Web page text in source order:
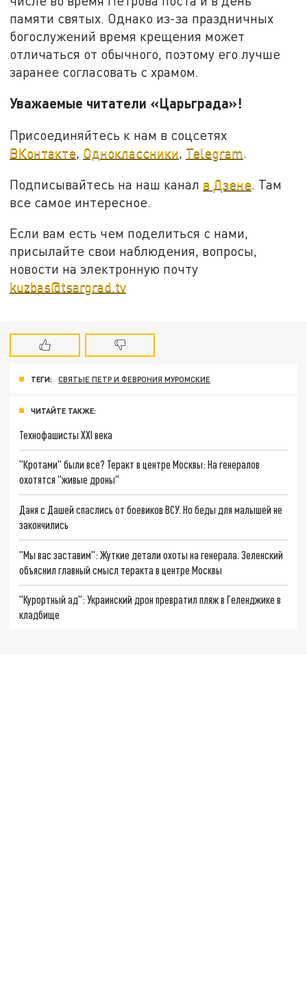
памяти святых. Однако из-за праздничных
богослужений время крещения может
отличаться от обычного, поэтому его лучше
заранее согласовать с храмом.
Уважаемые читатели «Царьграда»!
Присоединяйтесь к нам в соцсетях
ВКонтакте, Одноклассники, Telegram.
Подписывайтесь на наш канал в Дзене. Там
все самое интересное.
Если вам есть чем поделиться с нами,
присылайте свои наблюдения, вопросы,
новости на электронную почту
kuzbas@tsargrad.tv
ТЕГИ: СВЯТЫЕ ПЕТР И ФЕВРОНИЯ МУРОМСКИЕ
ЧИТАЙТЕ ТАКЖЕ:
Технофашисты XXI века
"Кротами" были все? Теракт в центре Москвы: На генералов
охотятся "живые дроны"
Даня с Дашей спаслись от боевиков ВСУ. Но беды для малышей не
закончились
"Мы вас заставим": Жуткие детали охоты на генерала. Зеленский
объяснил главный смысл теракта в центре Москвы
"Курортный ад": Украинский дрон превратил пляж в Геленджике в
кладбище